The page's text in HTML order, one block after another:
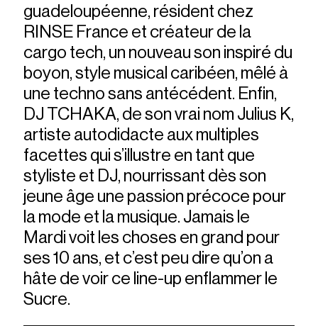
guadeloupéenne, résident chez
RINSE France et créateur de la
cargo tech, un nouveau son inspiré du
boyon, style musical caribéen, mêlé à
une techno sans antécédent. Enfin,
DJ TCHAKA, de son vrai nom Julius K,
artiste autodidacte aux multiples
facettes qui s’illustre en tant que
styliste et DJ, nourrissant dès son
jeune âge une passion précoce pour
la mode et la musique. Jamais le
Mardi voit les choses en grand pour
ses 10 ans, et c’est peu dire qu’on a
hâte de voir ce line-up enflammer le
Sucre.